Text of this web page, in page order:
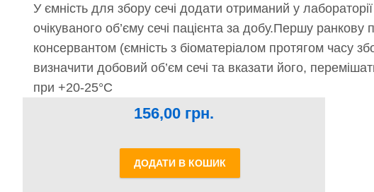
У ємність для збору сечі додати отриманий у
очікуваного об’єму сечі пацієнта за добу.Першу
консервантом (ємність з біоматеріалом протягом часу
визначити добовий об’єм сечі та вказати його,
при +20-25°С
156,00 грн.
ДОДАТИ В КОШИК